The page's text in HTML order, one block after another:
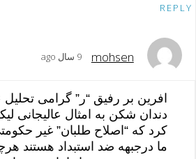
REPLY
mohsen 9 سال ago
افرین بر رفیق “ر” گرامی
دندان شکن به امثال عالیجانی
کرد که “اصلاح طلبان” غیر
ما درجبهه ضد استبداد هستند